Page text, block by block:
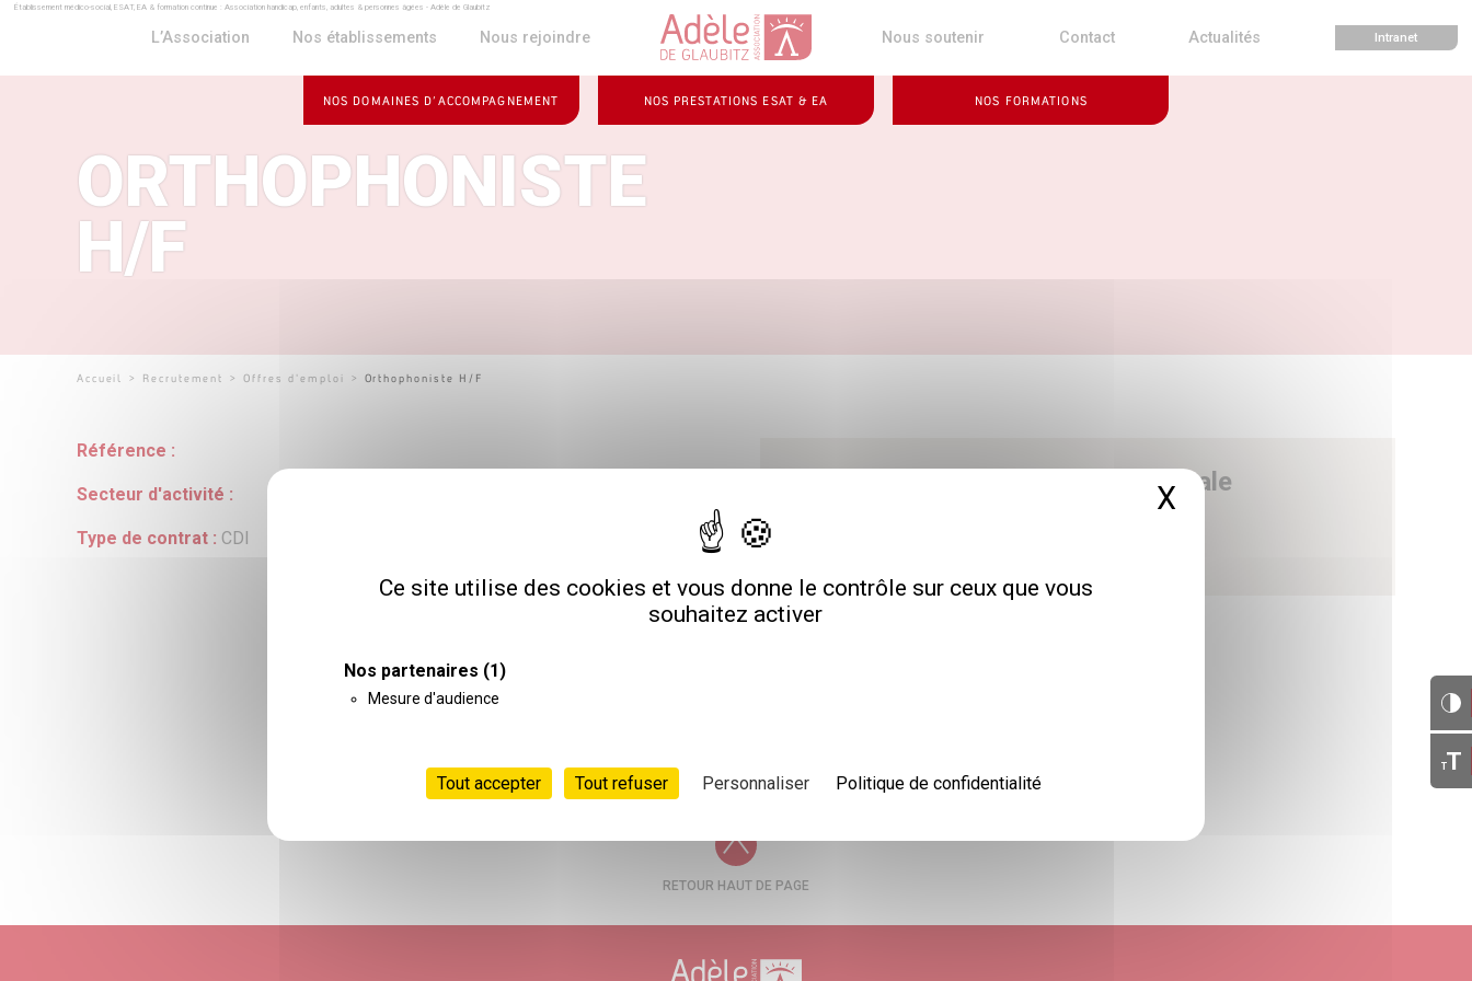
Panneau de gestion des cookies
Ce site utilise des cookies et vous donne le contrôle sur ceux que vous
souhaitez activer
Nos partenaires (1)
Mesure d'audience
Tout accepter Tout refuser Personnaliser Politique de confidentialité
X Masquer le
Établissement médico-social, ESAT, EA & formation continue : Association handicap, enfants, adultes & personnes âgées - Adèle de Glaubitz
TT
L’Association Nos établissements Nous rejoindre Nous soutenir Contact Actualités Intranet
NOS DOMAINES D’ACCOMPAGNEMENT NOS PRESTATIONS ESAT & EA NOS FORMATIONS
ORTHOPHONISTE
H/F
Accueil > Recrutement > Offres d'emploi > Orthophoniste H/F
Référence :
Secteur d'activité :
Type de contrat : CDI
Siège - Direction générale
76 avenue du Neuhof
RETOUR HAUT DE PAGE